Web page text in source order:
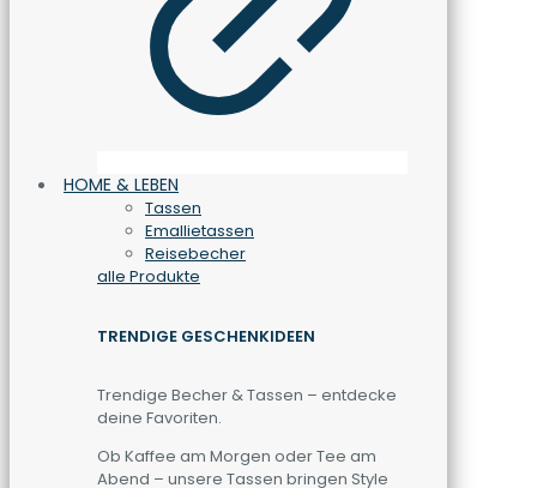
HOME & LEBEN
Tassen
Emallietassen
Reisebecher
alle Produkte
TRENDIGE GESCHENKIDEEN
Trendige Becher & Tassen – entdecke
deine Favoriten.
Ob Kaffee am Morgen oder Tee am
Abend – unsere Tassen bringen Style